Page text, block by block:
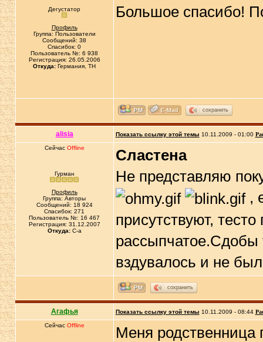
Дегустатор
Профиль
Группа: Пользователи
Сообщений: 38
Спасибок: 0
Пользователь №: 6 938
Регистрация: 26.05.2006
Откуда: Германия, TH
Большое спасибо!
сохранить
alisia Показать ссылку этой темы 10.11.2009 - 01:00
Сейчас Offline
Гурман
Профиль
Группа: Авторы
Сообщений: 18 924
Спасибок: 271
Пользователь №: 16 467
Регистрация: 31.12.2007
Откуда:C-a
Сластена
Не представляю
,
присутствуют,
рассыпчатое.Сдобы
вздувалось и не
сохранить
Агафья Показать ссылку этой темы 10.11.2009 - 08:44
Сейчас Offline
Меня родственница